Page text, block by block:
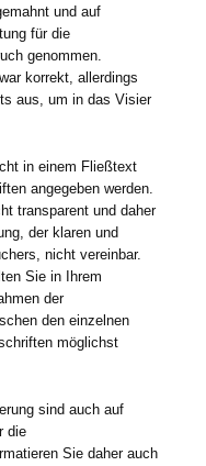
und auf
für die
genommen.
korrekt, allerdings
aus, um in das Visier
in einem Fließtext
angegeben werden.
transparent und daher
der klaren und
nicht vereinbar.
Sie in Ihrem
der
den einzelnen
möglichst
sind auch auf
die
Sie daher auch